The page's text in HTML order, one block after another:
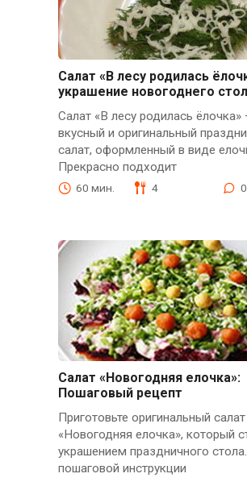
Салат «В лесу родилась
украшение новогоднего
Салат «В лесу родилась ёлочка»
вкусный и оригинальный
салат, оформленный в виде
Прекрасно подходит
60 мин. 4 0
Салат «Новогодняя елочка»:
Пошаговый рецепт
Приготовьте оригинальный салат
«Новогодняя елочка», который
украшением праздничного
пошаговой инструкции